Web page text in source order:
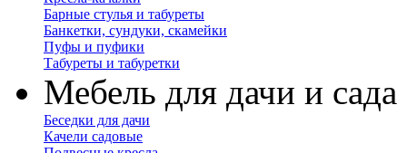
Барные стулья и табуреты
Банкетки, сундуки, скамейки
Пуфы и пуфики
Табуреты и табуретки
Мебель для дачи и сада
Беседки для дачи
Качели садовые